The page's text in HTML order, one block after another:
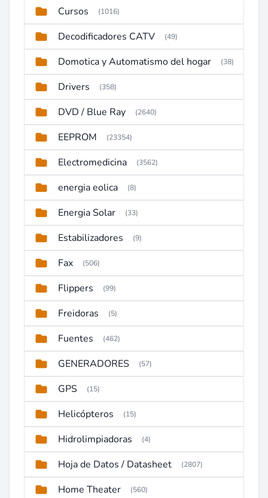
Cursos (1016)
Decodificadores CATV (49)
Domotica y Automatismo del hogar (38)
Drivers (358)
DVD / Blue Ray (2640)
EEPROM (23354)
Electromedicina (3562)
energia eolica (8)
Energia Solar (33)
Estabilizadores (9)
Fax (506)
Flippers (99)
Freidoras (5)
Fuentes (462)
GENERADORES (57)
GPS (15)
Helicópteros (15)
Hidrolimpiadoras (4)
Hoja de Datos / Datasheet (2807)
Home Theater (560)